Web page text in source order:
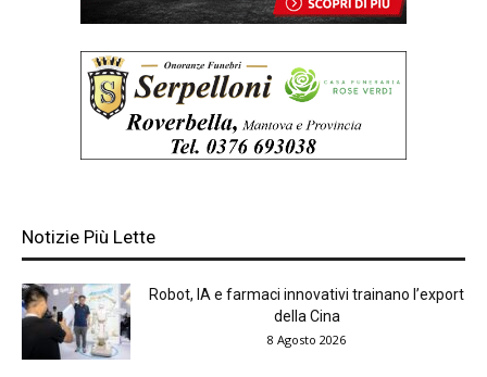
Notizie Più Lette
Robot, IA e farmaci innovativi trainano l’export
della Cina
8 Agosto 2026